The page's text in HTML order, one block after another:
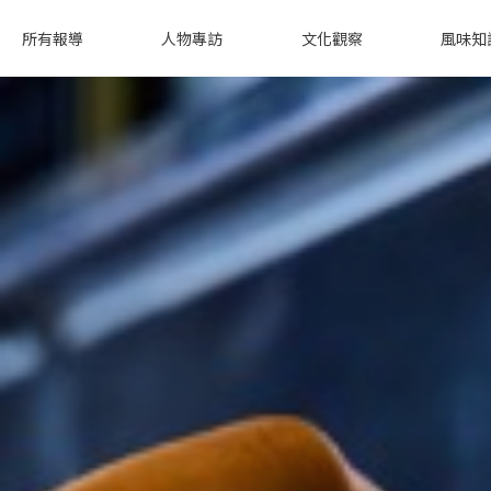
所有報導 人物專訪 文化觀察 風味知